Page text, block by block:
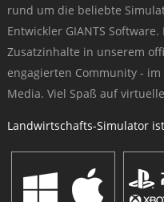
rund um die beliebte
Entwickler GIANTS
Zusatzinhalte in unserem
engagierten Community -
Media. Viel Spaß auf
Landwirtschafts-Simulator